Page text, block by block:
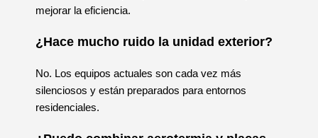
mejorar la eficiencia.
¿Hace mucho ruido la unidad exterior?
No. Los equipos actuales son cada vez más
silenciosos y están preparados para entornos
residenciales.